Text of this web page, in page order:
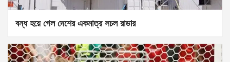
বন্ধ হয়ে গেল দেশের একমাত্র সচল রাডার